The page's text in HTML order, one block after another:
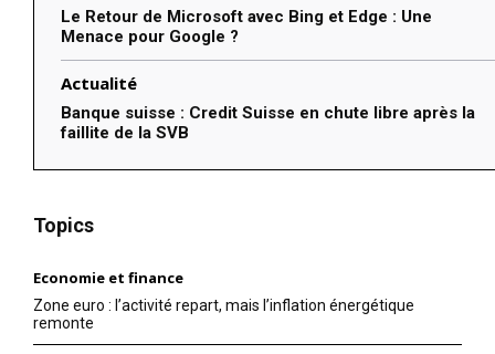
Le Retour de Microsoft avec Bing et Edge : Une
Menace pour Google ?
Actualité
Banque suisse : Credit Suisse en chute libre après la
faillite de la SVB
Topics
Economie et finance
Zone euro : l’activité repart, mais l’inflation énergétique
remonte